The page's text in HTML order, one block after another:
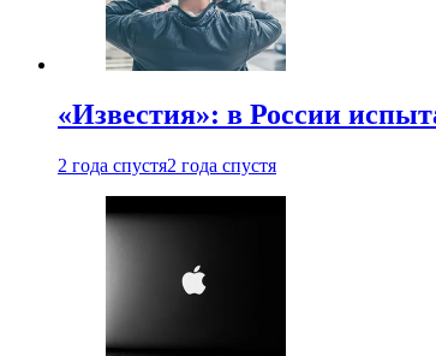
«Известия»: в России
2 года спустя2 года спустя